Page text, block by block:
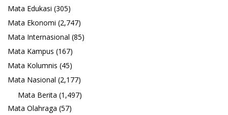
Mata Edukasi (305)
Mata Ekonomi (2,747)
Mata Internasional (85)
Mata Kampus (167)
Mata Kolumnis (45)
Mata Nasional (2,177)
Mata Berita (1,497)
Mata Olahraga (57)